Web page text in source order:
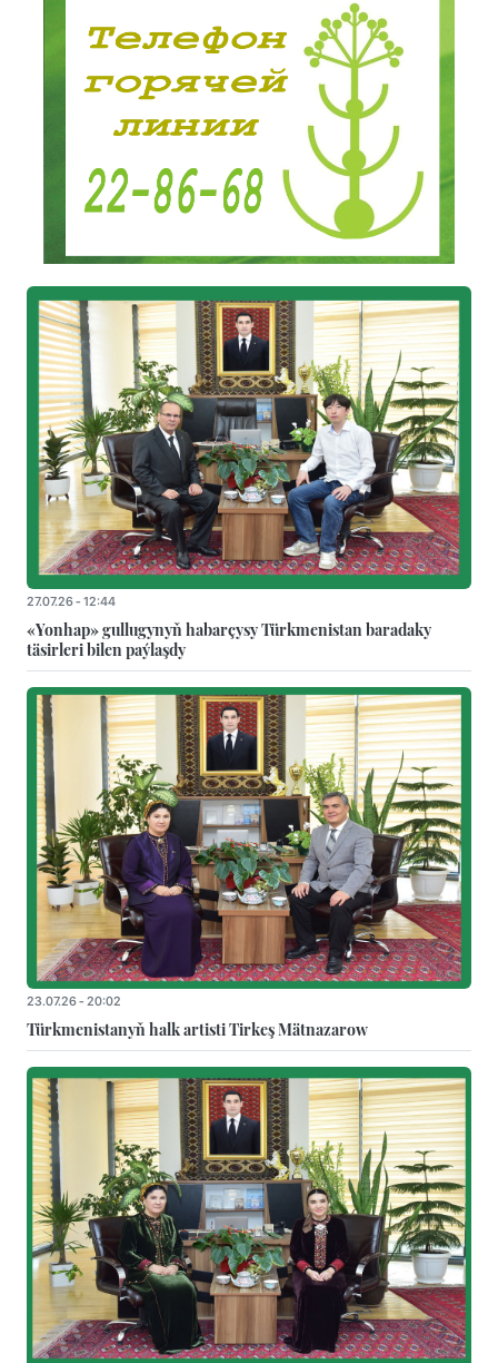
27.07.26 - 12:44
«Yonhap» gullugynyň habarçysy Türkmenistan baradaky
täsirleri bilen paýlaşdy
23.07.26 - 20:02
Türkmenistanyň halk artisti Tirkeş Mätnazarow